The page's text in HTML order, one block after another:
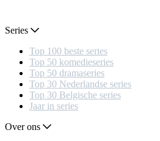
Series
Top 100 beste series
Top 50 komedieseries
Top 50 dramaseries
Top 30 Nederlandse series
Top 30 Belgische series
Jaar in series
Over ons